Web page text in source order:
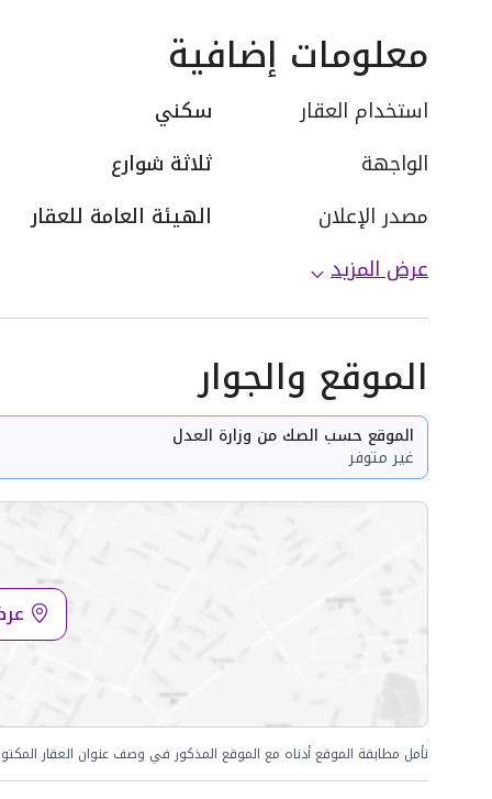
معلومات إضافية
استخدام العقار سكني
الواجهة
ثلاثة شوارع
مصدر الإعلان
الهيئة العامة للعقار
عرض المزيد
الموقع والجوار
الموقع حسب الصك من وزارة العدل
غير متوفر
نأمل مطابقة الموقع أدناه مع الموقع المذكور في وصف عنوان العقار